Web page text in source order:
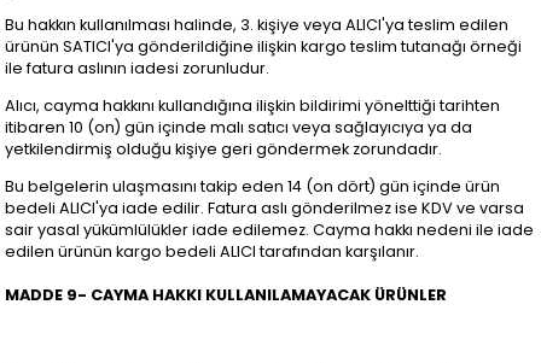
Bu hakkın kullanılması halinde, 3. kişiye veya ALICI'ya teslim edilen
ürünün SATICI'ya gönderildiğine ilişkin kargo teslim tutanağı örneği
ile fatura aslının iadesi zorunludur.
Alıcı, cayma hakkını kullandığına ilişkin bildirimi yönelttiği tarihten
itibaren 10 (on) gün içinde malı satıcı veya sağlayıcıya ya da
yetkilendirmiş olduğu kişiye geri göndermek zorundadır.
Bu belgelerin ulaşmasını takip eden 14 (on dört) gün içinde ürün
bedeli ALICI'ya iade edilir. Fatura aslı gönderilmez ise KDV ve varsa
sair yasal yükümlülükler iade edilemez. Cayma hakkı nedeni ile iade
edilen ürünün kargo bedeli ALICI tarafından karşılanır.
MADDE 9- CAYMA HAKKI KULLANILAMAYACAK ÜRÜNLER